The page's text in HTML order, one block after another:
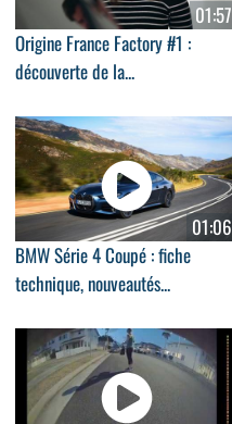
01:57
Origine France Factory #1 :
découverte de la...
01:06
BMW Série 4 Coupé : fiche
technique, nouveautés...